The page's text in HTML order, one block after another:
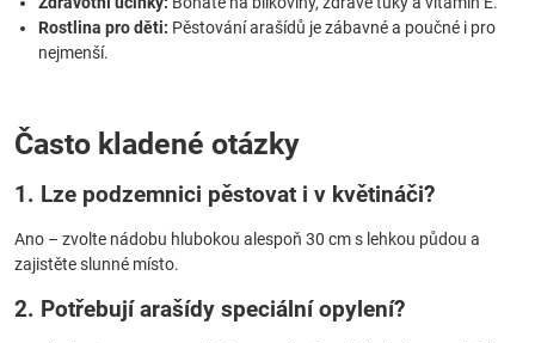
Rostlina pro děti: Pěstování arašídů je zábavné a poučné i pro
nejmenší.
Často kladené otázky
1. Lze podzemnici pěstovat i v květináči?
Ano – zvolte nádobu hlubokou alespoň 30 cm s lehkou půdou a
zajistěte slunné místo.
2. Potřebují arašídy speciální opylení?